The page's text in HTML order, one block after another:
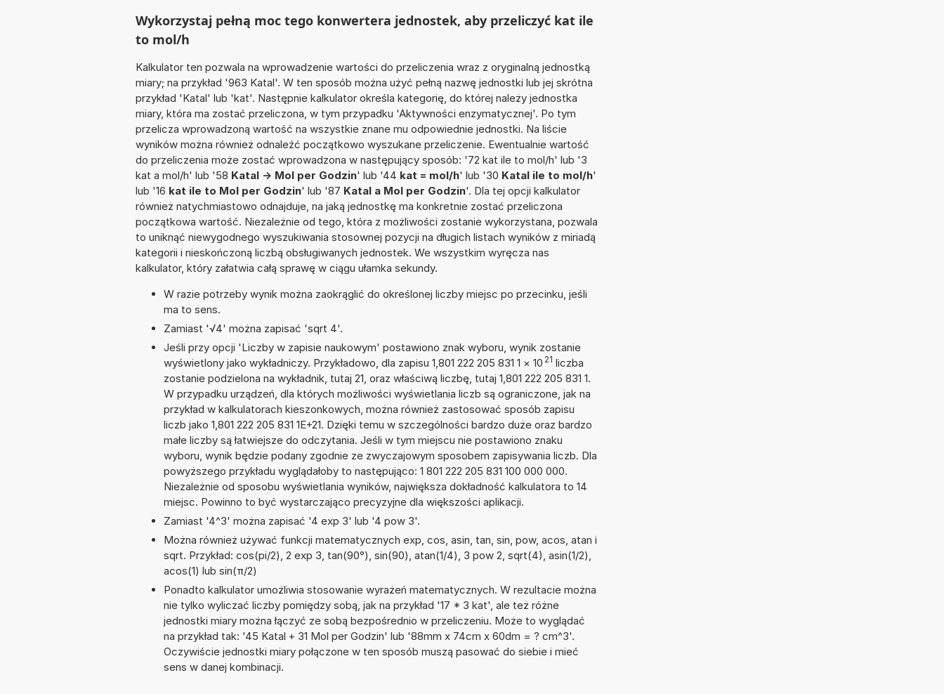
Wykorzystaj pełną moc tego konwertera jednostek, aby przeliczyć kat ile
to mol/h
Kalkulator ten pozwala na wprowadzenie wartości do przeliczenia wraz z oryginalną jednostką
miary; na przykład '963 Katal'. W ten sposób można użyć pełną nazwę jednostki lub jej skrótna
przykład 'Katal' lub 'kat'. Następnie kalkulator określa kategorię, do której należy jednostka
miary, która ma zostać przeliczona, w tym przypadku 'Aktywności enzymatycznej'. Po tym
przelicza wprowadzoną wartość na wszystkie znane mu odpowiednie jednostki. Na liście
wyników można również odnaleźć początkowo wyszukane przeliczenie. Ewentualnie wartość
do przeliczenia może zostać wprowadzona w następujący sposób: '72 kat ile to mol/h' lub '3
kat a mol/h' lub '58 Katal -> Mol per Godzin' lub '44 kat = mol/h' lub '30 Katal ile to mol/h'
lub '16 kat ile to Mol per Godzin' lub '87 Katal a Mol per Godzin'. Dla tej opcji kalkulator
również natychmiastowo odnajduje, na jaką jednostkę ma konkretnie zostać przeliczona
początkowa wartość. Niezależnie od tego, która z możliwości zostanie wykorzystana, pozwala
to uniknąć niewygodnego wyszukiwania stosownej pozycji na długich listach wyników z miriadą
kategorii i nieskończoną liczbą obsługiwanych jednostek. We wszystkim wyręcza nas
kalkulator, który załatwia całą sprawę w ciągu ułamka sekundy.
W razie potrzeby wynik można zaokrąglić do określonej liczby miejsc po przecinku, jeśli
ma to sens.
Zamiast '√4' można zapisać 'sqrt 4'.
Jeśli przy opcji 'Liczby w zapisie naukowym' postawiono znak wyboru, wynik zostanie
wyświetlony jako wykładniczy. Przykładowo, dla zapisu 1,801 222 205 831 1 × 10 21 liczba
zostanie podzielona na wykładnik, tutaj 21, oraz właściwą liczbę, tutaj 1,801 222 205 831 1.
W przypadku urządzeń, dla których możliwości wyświetlania liczb są ograniczone, jak na
przykład w kalkulatorach kieszonkowych, można również zastosować sposób zapisu
liczb jako 1,801 222 205 831 1E+21. Dzięki temu w szczególności bardzo duże oraz bardzo
małe liczby są łatwiejsze do odczytania. Jeśli w tym miejscu nie postawiono znaku
wyboru, wynik będzie podany zgodnie ze zwyczajowym sposobem zapisywania liczb. Dla
powyższego przykładu wyglądałoby to następująco: 1 801 222 205 831 100 000 000.
Niezależnie od sposobu wyświetlania wyników, największa dokładność kalkulatora to 14
miejsc. Powinno to być wystarczająco precyzyjne dla większości aplikacji.
Zamiast '4^3' można zapisać '4 exp 3' lub '4 pow 3'.
Można również używać funkcji matematycznych exp, cos, asin, tan, sin, pow, acos, atan i
sqrt. Przykład: cos(pi/2), 2 exp 3, tan(90°), sin(90), atan(1/4), 3 pow 2, sqrt(4), asin(1/2),
acos(1) lub sin(π/2)
Ponadto kalkulator umożliwia stosowanie wyrażeń matematycznych. W rezultacie można
nie tylko wyliczać liczby pomiędzy sobą, jak na przykład '17 * 3 kat', ale też różne
jednostki miary można łączyć ze sobą bezpośrednio w przeliczeniu. Może to wyglądać
na przykład tak: '45 Katal + 31 Mol per Godzin' lub '88mm x 74cm x 60dm = ? cm^3'.
Oczywiście jednostki miary połączone w ten sposób muszą pasować do siebie i mieć
sens w danej kombinacji.